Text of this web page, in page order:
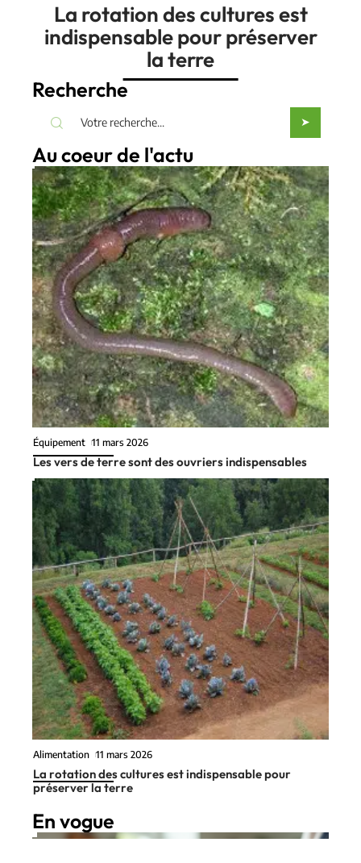
La rotation des cultures est
indispensable pour préserver
la terre
Recherche
Au coeur de l'actu
Équipement 11 mars 2026
Les vers de terre sont des ouvriers indispensables
Alimentation 11 mars 2026
La rotation des cultures est indispensable pour
préserver la terre
En vogue